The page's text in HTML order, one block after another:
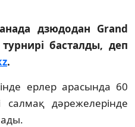
дзюдодан Grand
басталды, деп
.
ерлер арасында 60
салмақ дәрежелерінде